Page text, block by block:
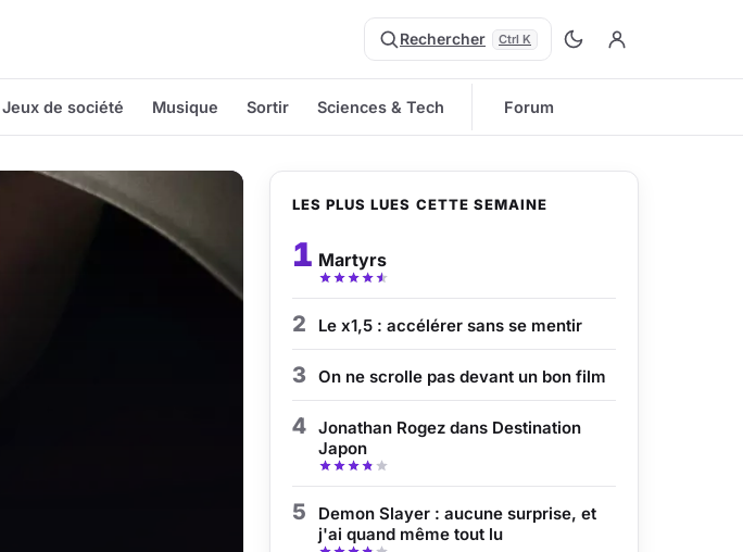
Rechercher Ctrl K
Jeux de société Musique Sortir Sciences & Tech Forum
LES PLUS LUES CETTE SEMAINE
1 Martyrs
2 Le x1,5 : accélérer sans se mentir
3 On ne scrolle pas devant un bon film
4 Jonathan Rogez dans Destination
Japon
5
Demon Slayer : aucune surprise, et
j'ai quand même tout lu